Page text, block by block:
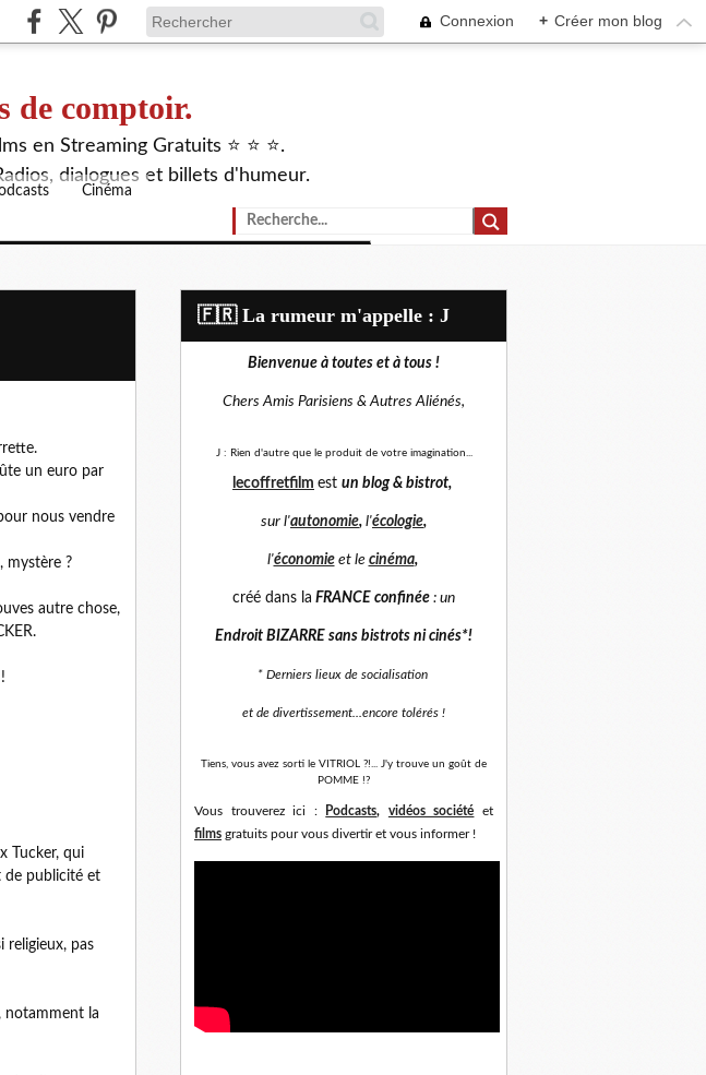
Connexion + Créer mon blog
de comptoir.
en Streaming Gratuits ⭐ ⭐ ⭐.
dialogues et billets d'humeur.
Cinéma
un euro par
nous vendre
mystère ?
autre chose,
Tucker, qui
de publicité et
religieux, pas
notamment la
​🇫🇷​ La rumeur m'appelle : J
Bienvenue à toutes et à tous !
Chers Amis Parisiens &Autres Aliénés,
J : Rien d'autre que le produit de votre imagination...
lecoffretfilm est un blog & bistrot,
sur l'autonomie, l'écologie,
l'économie et le cinéma,
créé dans la FRANCE confinée : un
Endroit BIZARRE sans bistrots ni cinés*!
* Derniers lieux de socialisation
et de divertissement... encore tolérés !
Tiens, vous avez sorti le VITRIOL ?!... J'y trouve un goût de
POMME !?
Vous trouverez ici : Podcasts, vidéos société et
films gratuits pour vous divertir et vous informer !